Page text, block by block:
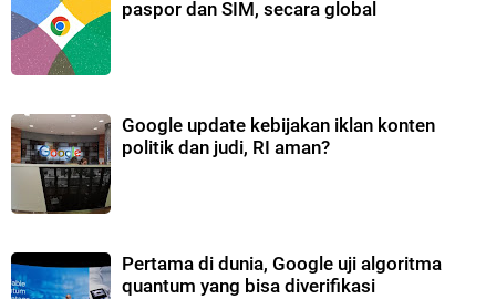
paspor dan SIM, secara global
Google update kebijakan iklan konten
politik dan judi, RI aman?
Pertama di dunia, Google uji algoritma
quantum yang bisa diverifikasi